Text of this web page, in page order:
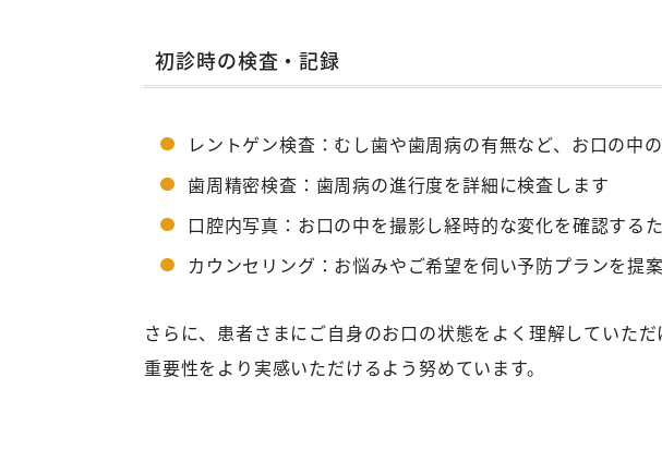
初診時の検査・記録
レントゲン検査：むし歯や歯周病の有無など、お口の中
歯周精密検査：歯周病の進行度を詳細に検査します
口腔内写真：お口の中を撮影し経時的な変化を確認する
カウンセリング：お悩みやご希望を伺い予防プランを提案
さらに、患者さまにご自身のお口の状態をよく理解していた
重要性をより実感いただけるよう努めています。